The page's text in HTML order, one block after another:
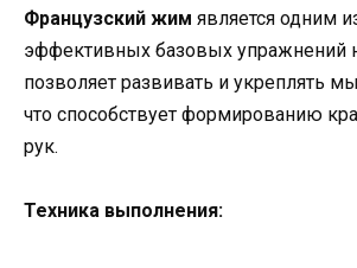
Французский жим является одним
эффективных базовых упражнений
позволяет развивать и укреплять
что способствует формированию
рук.
Техника выполнения: